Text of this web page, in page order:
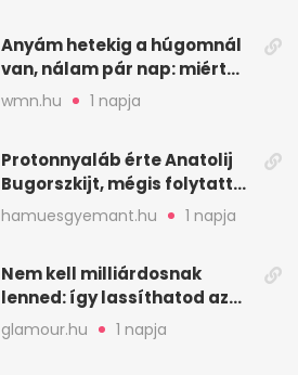
Anyám hetekig a húgomnál
van, nálam pár nap: miért
fáj ennyire?
wmn.hu 1 napja
Protonnyaláb érte Anatolij
Bugorszkijt, mégis folytatta
a munkát
hamuesgyemant.hu 1 napja
Nem kell milliárdosnak
lenned: így lassíthatod az
öregedést a biológus szerint
glamour.hu 1 napja